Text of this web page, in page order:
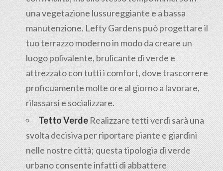
una vegetazione lussureggiante e a bassa
manutenzione. Lefty Gardens può progettare il
tuo terrazzo moderno in modo da creare un
luogo polivalente, brulicante di verde e
attrezzato con tutti i comfort, dove trascorrere
proficuamente molte ore al giorno a lavorare,
rilassarsi e socializzare.
Tetto VerdeRealizzare tetti verdi sarà una
svolta decisiva per riportare piante e giardini
nelle nostre città; questa tipologia di verde
urbano consente infatti di abbattere